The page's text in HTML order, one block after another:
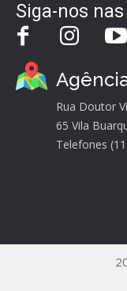
Siga-nos
Rua Doutor
65 Vila
Telefones